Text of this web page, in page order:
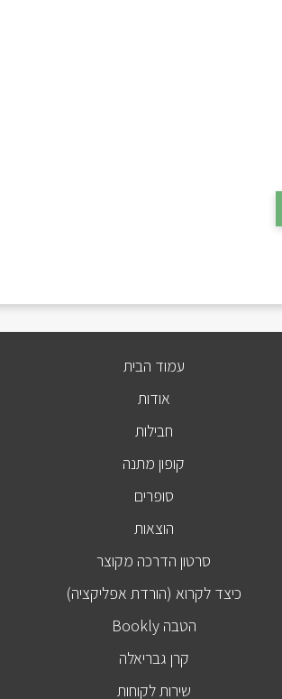
עמוד הבית
אודות
חבילות
קופון מתנה
סופרים
הוצאות
סרטון הדרכה מקוצר
כיצד לקרוא (הורדת אפליקציה)
הטבה Bookly
קרן גבריאלה
שירות לקוחות